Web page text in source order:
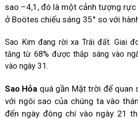
sao –4,1, đó là một cảnh tượng rực
ở Boötes chiếu sáng 35° so với
Sao Kim đang rời xa Trái đất. Giai
tăng từ 68% được thắp sáng vào
vào ngày 31.
Sao Hỏa quá gần Mặt trời để quan
với ngôi sao của chúng ta vào
đến ngày đông chí vào ngày 21